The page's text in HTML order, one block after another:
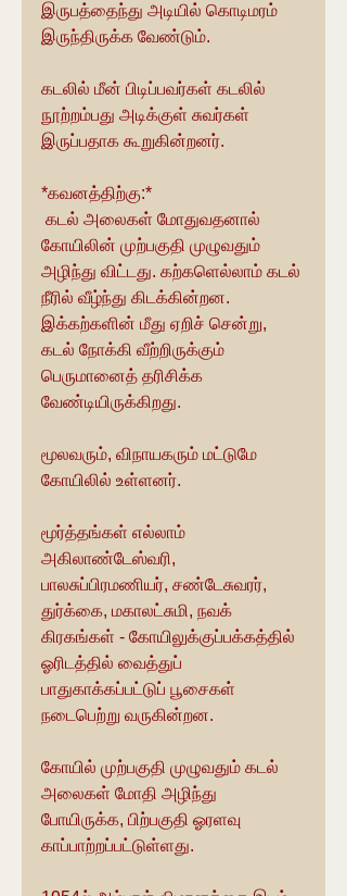
இருபத்தைந்து அடியில் கொடிமரம்
இருந்திருக்க வேண்டும்.
கடலில் மீன் பிடிப்பவர்கள் கடலில்
நூற்றம்பது அடிக்குள் சுவர்கள்
இருப்பதாக கூறுகின்றனர்.
*கவனத்திற்கு:*
கோயிலின் முற்பகுதி முழுவதும்
அழிந்து விட்டது. கற்களெல்லாம் கடல்
நீரில் வீழ்ந்து கிடக்கின்றன.
இக்கற்களின் மீது ஏறிச் சென்று,
கடல் நோக்கி வீற்றிருக்கும்
பெருமானைத் தரிசிக்க
வேண்டியிருக்கிறது.
மூலவரும், விநாயகரும் மட்டுமே
கோயிலில் உள்ளனர்.
மூர்த்தங்கள் எல்லாம்
அகிலாண்டேஸ்வரி,
பாலசுப்பிரமணியர், சண்டேசுவரர்,
துர்க்கை, மகாலட்சுமி, நவக்
கிரகங்கள் - கோயிலுக்குப்பக்கத்தில்
ஓரிடத்தில் வைத்துப்
பாதுகாக்கப்பட்டுப் பூசைகள்
நடைபெற்று வருகின்றன.
கோயில் முற்பகுதி முழுவதும் கடல்
அலைகள் மோதி அழிந்து
போயிருக்க, பிற்பகுதி ஓரளவு
காப்பாற்றப்பட்டுள்ளது.